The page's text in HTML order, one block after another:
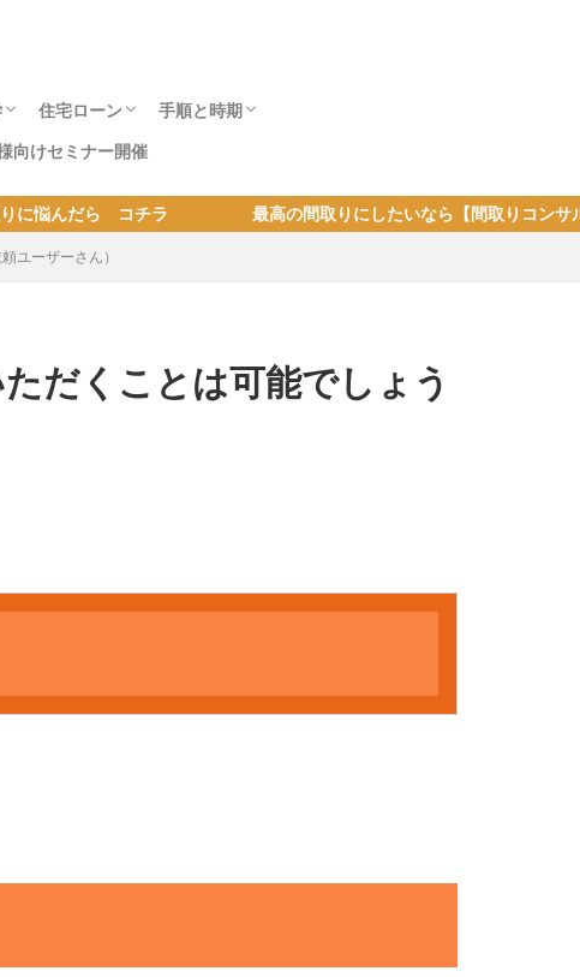
必要？ 注意事項
が住宅展示場へ行
ハウスメーカー社
ト。
住宅ローン
住宅ローンの事前審査の注意点は？ 本審査
で減額の理由も知っておこう。
年収400万
自己資金
土地購入と住宅ローンの流れと期間｜手付金
やローンの支払時期と金額
住宅ローン借入減額の理由
手順と時期
金・借入による建て時
子育て世代の建て時は？
ット・デメリット
の手順と注意点
する方法とコツ
しの家が建つまで
向けセミナー開催
高の間取りにしたいなら【間取りコンサル】 コチ
ユーザーさん）
だくことは可能でしょう